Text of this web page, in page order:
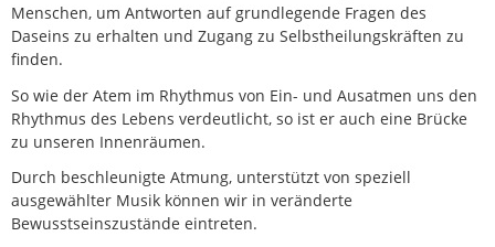
Menschen, um Antworten auf grundlegende Fragen des
Daseins zu erhalten und Zugang zu Selbstheilungskräften zu
finden.
So wie der Atem im Rhythmus von Ein- und Ausatmen uns den
Rhythmus des Lebens verdeutlicht, so ist er auch eine Brücke
zu unseren Innenräumen.
Durch beschleunigte Atmung, unterstützt von speziell
ausgewählter Musik können wir in veränderte
Bewusstseinszustände eintreten.